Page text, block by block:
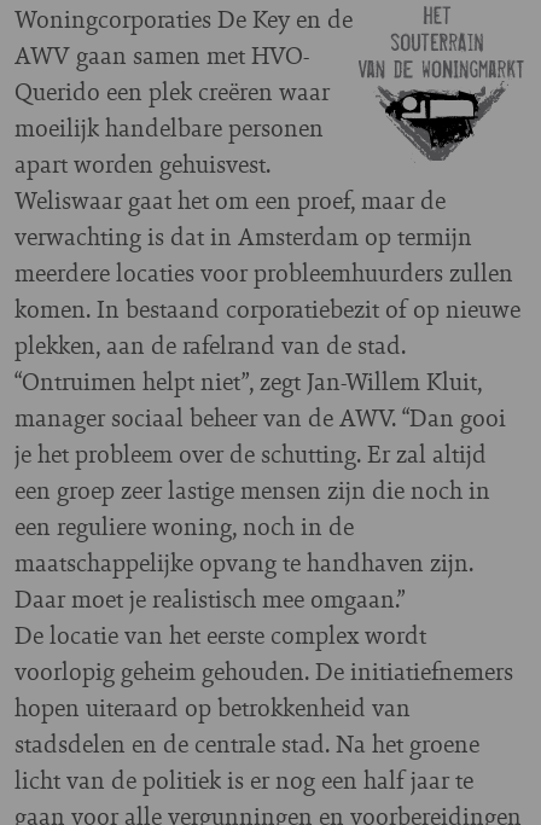
Woningcorporaties De Key en de
AWV gaan samen met HVO-
Querido een plek creëren waar
moeilijk handelbare personen
apart worden gehuisvest.
Weliswaar gaat het om een proef, maar de
verwachting is dat in Amsterdam op termijn
meerdere locaties voor probleemhuurders zullen
komen. In bestaand corporatiebezit of op nieuwe
plekken, aan de rafelrand van de stad.
“Ontruimen helpt niet”, zegt Jan-Willem Kluit,
manager sociaal beheer van de AWV. “Dan gooi
je het probleem over de schutting. Er zal altijd
een groep zeer lastige mensen zijn die noch in
een reguliere woning, noch in de
maatschappelijke opvang te handhaven zijn.
Daar moet je realistisch mee omgaan.”
De locatie van het eerste complex wordt
voorlopig geheim gehouden. De initiatiefnemers
hopen uiteraard op betrokkenheid van
stadsdelen en de centrale stad. Na het groene
licht van de politiek is er nog een half jaar te
gaan voor alle vergunningen en voorbereidingen